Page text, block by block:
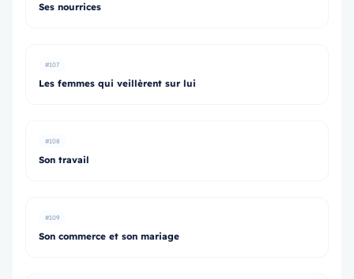
Ses nourrices
#107
Les femmes qui veillèrent sur lui
#108
Son travail
#109
Son commerce et son mariage